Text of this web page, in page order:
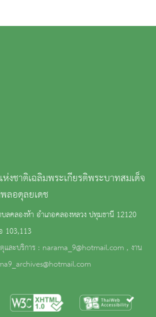
งชาติเฉลิมพระเกียรติพระบาทสมเด็จ
ลอดุลยเดช
ลคลองห้า อำเภอคลองหลวง ปทุมธานี 12120
103,113
และบริการ : narama_9@hotmail.com , งาน